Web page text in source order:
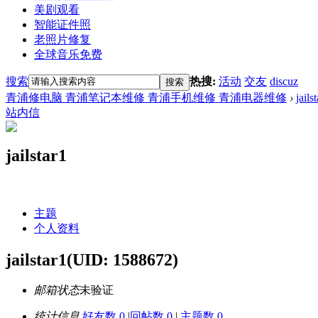
美剧观看
智能证件照
老照片修复
全球音乐免费
搜索 搜索 热搜: 活动 交友 discuz
青浦修电脑 青浦笔记本维修 青浦手机维修 青浦电器维修 ›
站内信
jailstar1
主题
个人资料
jailstar1(UID: 1588672)
邮箱状态未验证